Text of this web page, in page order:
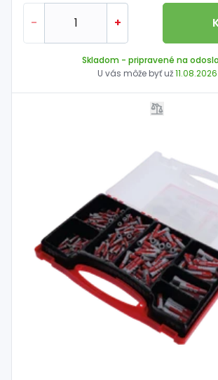
- +
Skladom - pripravené na
U vás môže byť už11.08.2026